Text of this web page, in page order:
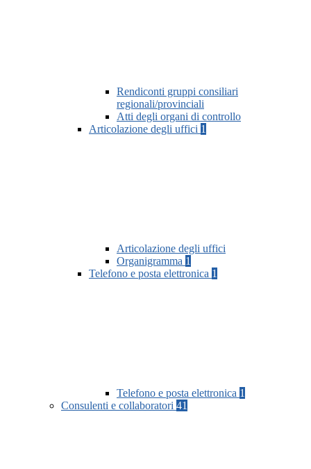
Rendiconti gruppi consiliari
regionali/provinciali
Atti degli organi di controllo
Articolazione degli uffici 1
Articolazione degli uffici
Organigramma 1
Telefono e posta elettronica 1
Telefono e posta elettronica 1
Consulenti e collaboratori 41